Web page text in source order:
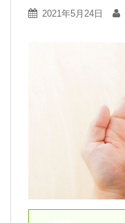
2021年5月24日